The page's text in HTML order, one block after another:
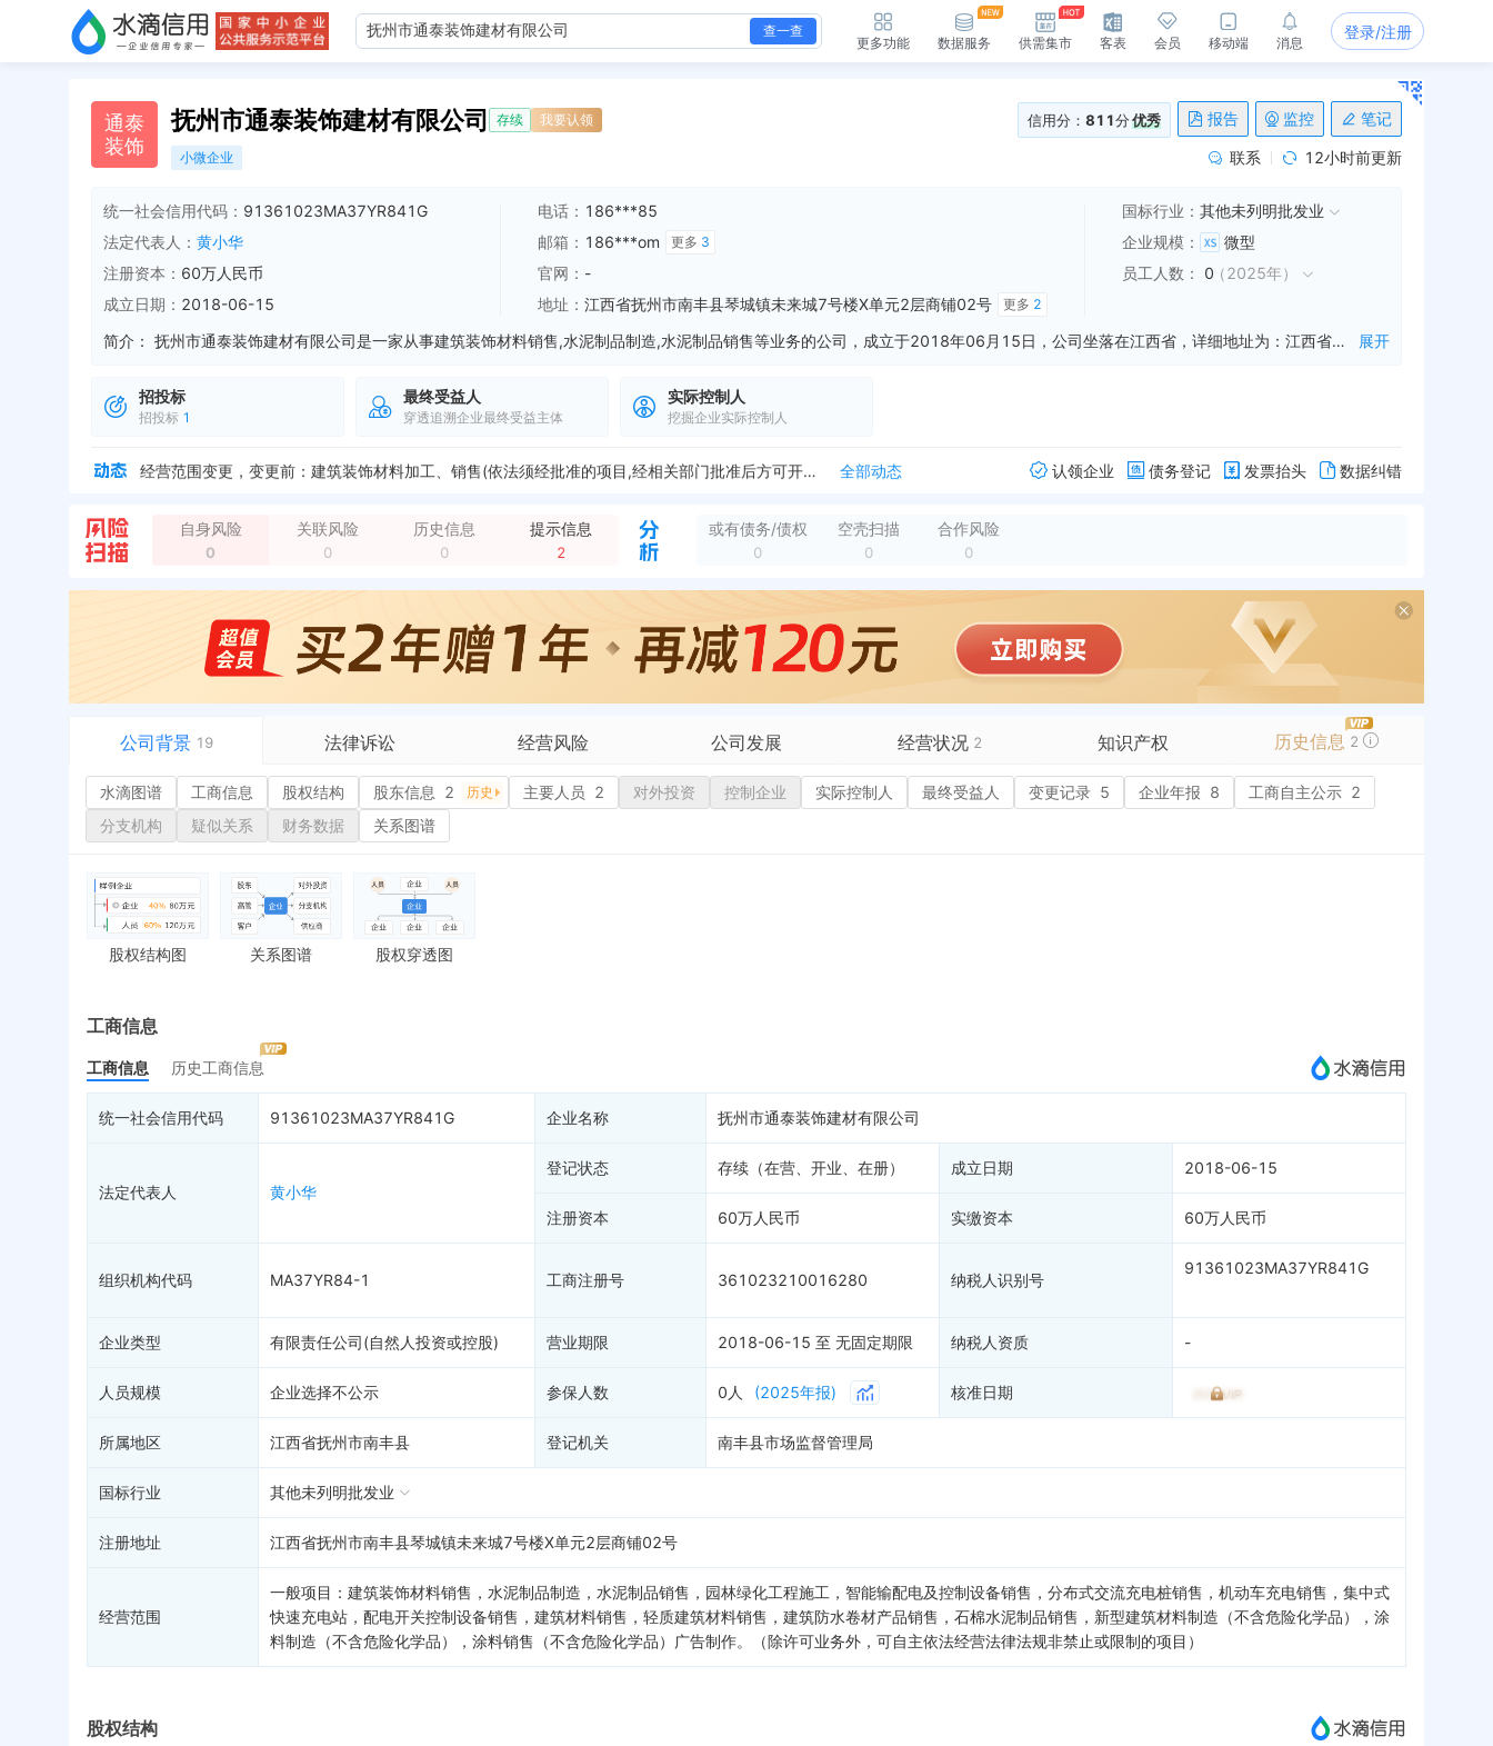
查一查
更多功能 数据服务 供需集市 客表 会员 移动端 消息
登录/注册
通泰
装饰
抚州市通泰装饰建材有限公司 存续 我要认领 信用分： 811分优秀 报告 监控 笔记
小微企业 联系 12小时前更新
统一社会信用代码： 91361023MA37YR841G
法定代表人： 黄小华
注册资本： 60万人民币
成立日期： 2018-06-15
电话： 186***85
邮箱： 186***om 更多 3
官网： -
地址： 江西省抚州市南丰县琴城镇未来城7号楼X单元2层商铺02号 更多 2
国标行业： 其他未列明批发业
企业规模 ：
微型
员工人数 ： 0（2025年）
简介： 抚州市通泰装饰建材有限公司是一家从事建筑装饰材料销售,水泥制品制造,水泥制品销售等业务的公司，成立于2018年06月15日，公司坐落在江西省，详细地址为：江西省抚州市南丰县琴城镇未来城7号楼X单元2层商铺02号;经国家企业信用信息公示系统查询得知，抚州市通泰装饰建材有限公司的信用代码/税号为91361023MA37YR841G，法人是黄小华，注册资本为60.000000万人民币，企业的经营范围为:一般项目：建筑装饰材料销售，水泥制品制造，水泥制品销售，园林绿化工程施工，智能输配电及控制设备销售，分布式交流充电桩销售，机动车充电销售，集中式快速充电站，配电开关控制设备销售，建筑材料销售，轻质建筑材料销售，建筑防水卷材产品销售，石棉水泥制品销售，新型建筑材料制造（不含危险化学品），涂料制造（不含危险化学品），涂料销售（不含危险化学品）广告制作。（除许可业务外，可自主依法经营法律法规非禁止或限制的项目） 展开
招投标
招投标 1
最终受益人
穿透追溯企业最终受益主体
实际控制人
挖掘企业实际控制人
企业地址变更，新增年报地址：江西省抚州市南丰县琴城镇未来城7号楼X单元2层商铺02号
企业地址变更，新增年报地址：江西省抚州市南丰县琴城镇未来城7号X单元2楼商铺02号 全部动态
全部动态
认领企业 债务登记 发票抬头 数据纠错
自身风险
0
关联风险
0
历史信息
0
提示信息
2
或有债务/债权
0
空壳扫描
0
合作风险
0
公司背景 19 法律诉讼 经营风险 公司发展 经营状况 2 知识产权 历史信息 2
水滴图谱
工商信息
股东信息
历史
主要人员 2
对外投资
控制企业
最终受益人
企业年报
工商自主公示 2
财务数据
司法案件
立案信息
法院公告
裁判文书
送达公告
被执行人
终本案件
询价评估
司法协助
或有债务债权
注销备案
融资历史
招投标
1
信用评价
进出口信用
债券信息
地块公示
客户
商标信息
成为vip查看
水滴图谱 工商信息 股权结构 股东信息 2 历史 主要人员 2 对外投资 控制企业 实际控制人 最终受益人 变更记录 5 企业年报 8 工商自主公示 2
分支机构
疑似关系 财务数据 关系图谱
股权结构图 关系图谱 股权穿透图
工商信息
工商信息 历史工商信息
统一社会信用代码 91361023MA37YR841G 企业名称 抚州市通泰装饰建材有限公司
法定代表人 黄小华
登记状态 存续（在营、开业、在册） 成立日期 2018-06-15
注册资本 60万人民币 实缴资本 60万人民币
组织机构代码 MA37YR84-1 工商注册号 361023210016280 纳税人识别号
91361023MA37YR841G
企业类型 有限责任公司(自然人投资或控股) 营业期限 2018-06-15 至 无固定期限 纳税人资质 -
人员规模 企业选择不公示 参保人数 0人 (2025年报) 核准日期
所属地区 江西省抚州市南丰县 登记机关 南丰县市场监督管理局
国标行业 其他未列明批发业
注册地址 江西省抚州市南丰县琴城镇未来城7号楼X单元2层商铺02号
经营范围
一般项目：建筑装饰材料销售，水泥制品制造，水泥制品销售，园林绿化工程施工，智能输配电及控制设备销售，分布式交流充电桩销售，机动车充电销售，集中式
快速充电站，配电开关控制设备销售，建筑材料销售，轻质建筑材料销售，建筑防水卷材产品销售，石棉水泥制品销售，新型建筑材料制造（不含危险化学品），涂
料制造（不含危险化学品），涂料销售（不含危险化学品）广告制作。（除许可业务外，可自主依法经营法律法规非禁止或限制的项目）
股权结构